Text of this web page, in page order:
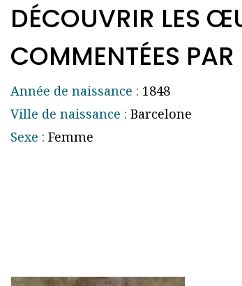
DÉCOUVRIR LES
COMMENTÉES PAR
Année de naissance : 1848
Ville de naissance : Barcelone
Sexe : Femme